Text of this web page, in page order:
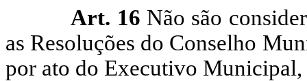
Art. 16 Não são
as Resoluções do Conselho
por ato do Executivo